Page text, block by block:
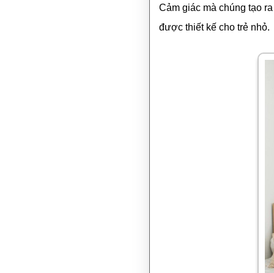
Cảm giác mà chúng tạo
được thiết kế cho trẻ nhỏ.